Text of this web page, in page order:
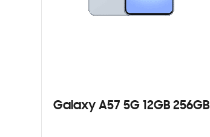
Galaxy A57 5G 12GB 256GB